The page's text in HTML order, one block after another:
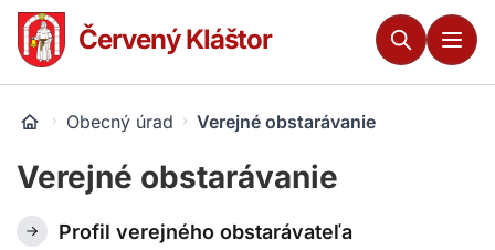
obsahu
Červený Kláštor
Obecný úrad Verejné obstarávanie
Verejné obstarávanie
Profil verejného obstarávateľa